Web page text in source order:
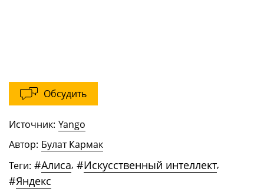
Обсудить
Источник: Yango
Автор: Булат Кармак
Теги: #Алиса, #Искусственный интеллект,
#Яндекс